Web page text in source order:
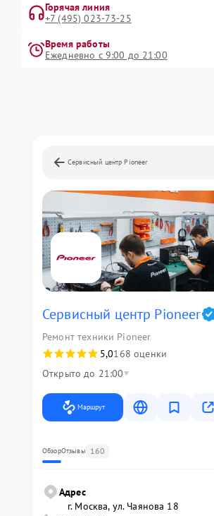
Горячая линия
+7 (495) 023-73-25
Время работы
Ежедневно с 9:00 до 21:00
Сервисный центр Pioneer
Сервисный центр Pioneer
Ремонт техники Pioneer
5,0168 оценки
Открыто до 21:00
Маршрут
ОбзорОтзывы 160
Адрес
г. Москва, ул. Чаянова 18